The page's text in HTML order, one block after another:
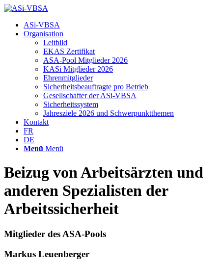
Hauptnavigation
ASi-VBSA
Organisation
Leitbild
EKAS Zertifikat
ASA-Pool Mitglieder 2026
KASi Mitglieder 2026
Ehrenmitglieder
Sicherheitsbeauftragte pro Betrieb
Gesellschafter der ASi-VBSA
Sicherheitssystem
Jahresziele 2026 und Schwerpunktthemen
Kontakt
FR
DE
Menü Menü
Beizug von Arbeitsärzten und
anderen Spezialisten der
Arbeitssicherheit
Mitglieder des ASA-Pools
Markus Leuenberger